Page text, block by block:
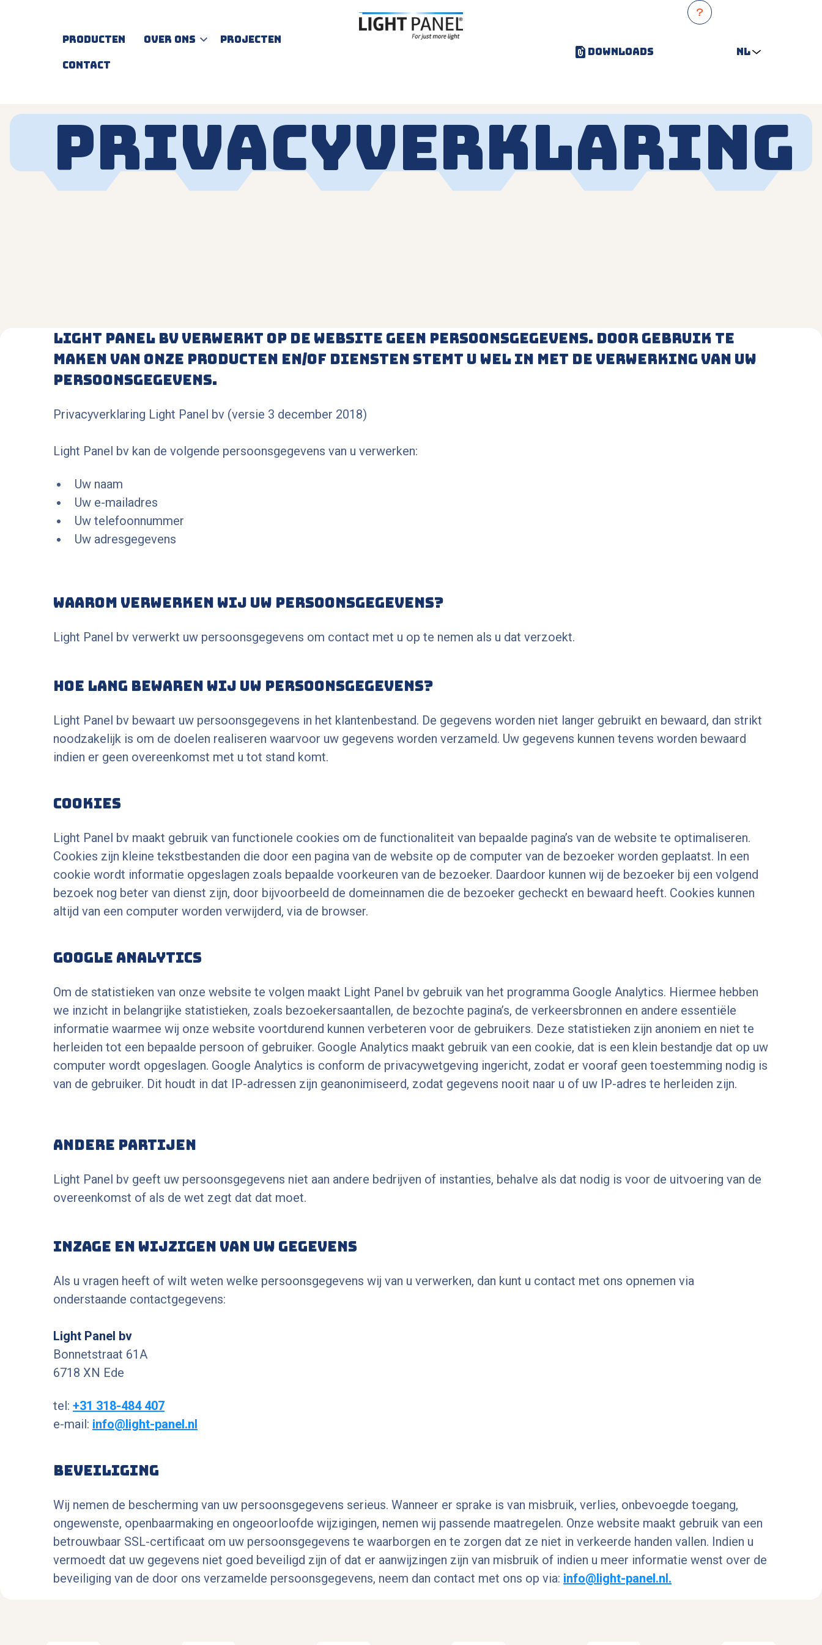
Naar hoofdinhoud
Producten Over ons
Projecten
Contact
Downloads nl
Privacyverklaring
Light Panel bv verwerkt op de website geen persoonsgegevens. Door gebruik te
maken van onze producten en/of diensten stemt u wel in met de verwerking van uw
persoonsgegevens.
Privacyverklaring Light Panel bv (versie 3 december 2018)
Light Panel bv kan de volgende persoonsgegevens van u verwerken:
Uw naam
Uw e-mailadres
Uw telefoonnummer
Uw adresgegevens
Waarom verwerken wij uw persoonsgegevens?
Light Panel bv verwerkt uw persoonsgegevens om contact met u op te nemen als u dat verzoekt.
Hoe lang bewaren wij uw persoonsgegevens?
Light Panel bv bewaart uw persoonsgegevens in het klantenbestand. De gegevens worden niet langer gebruikt en bewaard, dan strikt
noodzakelijk is om de doelen realiseren waarvoor uw gegevens worden verzameld. Uw gegevens kunnen tevens worden bewaard
indien er geen overeenkomst met u tot stand komt.
Cookies
Light Panel bv maakt gebruik van functionele cookies om de functionaliteit van bepaalde pagina’s van de website te optimaliseren.
Cookies zijn kleine tekstbestanden die door een pagina van de website op de computer van de bezoeker worden geplaatst. In een
cookie wordt informatie opgeslagen zoals bepaalde voorkeuren van de bezoeker. Daardoor kunnen wij de bezoeker bij een volgend
bezoek nog beter van dienst zijn, door bijvoorbeeld de domeinnamen die de bezoeker gecheckt en bewaard heeft. Cookies kunnen
altijd van een computer worden verwijderd, via de browser.
Google Analytics
Om de statistieken van onze website te volgen maakt Light Panel bv gebruik van het programma Google Analytics. Hiermee hebben
we inzicht in belangrijke statistieken, zoals bezoekersaantallen, de bezochte pagina’s, de verkeersbronnen en andere essentiële
informatie waarmee wij onze website voortdurend kunnen verbeteren voor de gebruikers. Deze statistieken zijn anoniem en niet te
herleiden tot een bepaalde persoon of gebruiker. Google Analytics maakt gebruik van een cookie, dat is een klein bestandje dat op uw
computer wordt opgeslagen. Google Analytics is conform de privacywetgeving ingericht, zodat er vooraf geen toestemming nodig is
van de gebruiker. Dit houdt in dat IP-adressen zijn geanonimiseerd, zodat gegevens nooit naar u of uw IP-adres te herleiden zijn.
Andere partijen
Light Panel bv geeft uw persoonsgegevens niet aan andere bedrijven of instanties, behalve als dat nodig is voor de uitvoering van de
overeenkomst of als de wet zegt dat dat moet.
Inzage en wijzigen van uw gegevens
Als u vragen heeft of wilt weten welke persoonsgegevens wij van u verwerken, dan kunt u contact met ons opnemen via
onderstaande contactgegevens:
Light Panel bv
Bonnetstraat 61A
6718 XN Ede
tel: +31 318-484 407
e-mail: info@light-panel.nl
Beveiliging
Wij nemen de bescherming van uw persoonsgegevens serieus. Wanneer er sprake is van misbruik, verlies, onbevoegde toegang,
ongewenste, openbaarmaking en ongeoorloofde wijzigingen, nemen wij passende maatregelen. Onze website maakt gebruik van een
betrouwbaar SSL-certificaat om uw persoonsgegevens te waarborgen en te zorgen dat ze niet in verkeerde handen vallen. Indien u
vermoedt dat uw gegevens niet goed beveiligd zijn of dat er aanwijzingen zijn van misbruik of indien u meer informatie wenst over de
beveiliging van de door ons verzamelde persoonsgegevens, neem dan contact met ons op via: info@light-panel.nl.